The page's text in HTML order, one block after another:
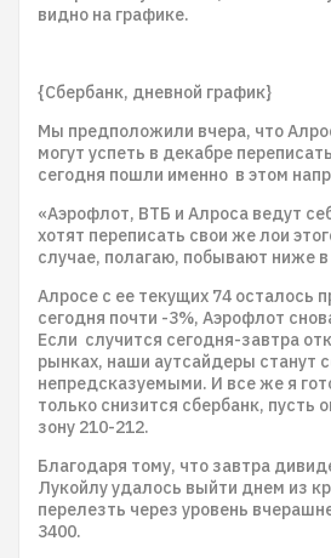
видно на графике.
{Сбербанк, дневной график}
Мы предположили вчера, что
могут успеть в декабре
сегодня пошли именно в этом
«Аэрофлот, ВТБ и Алроса ведут
хотят переписать свои же лои
случае, полагаю, побывают ниже в
Алросе с ее текущих 74 осталось
сегодня почти -3%, Аэрофлот
Если случится сегодня-завтра
рынках, наши аутсайдеры станут
непредсказуемыми. И все же я
только снизится сбербанк, пусть
зону 210-212.
Благодаря тому, что завтра
Лукойлу удалось выйти днем из
перелезть через уровень
3400.